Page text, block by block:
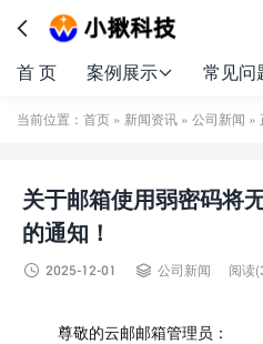

首 页 案例展示 常见问
当前位置： 首页 » 新闻资讯 » 公司新闻 »
关于邮箱使用弱密码将
的通知！
 2025-12-01  公司新闻 阅读
尊敬的云邮邮箱管理员：